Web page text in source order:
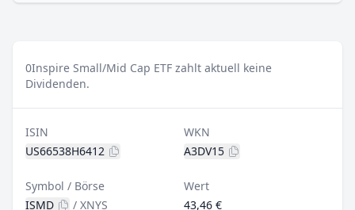
0Inspire Small/Mid Cap ETF zahlt aktuell keine
Dividenden.
ISIN
US66538H6412
WKN
A3DV15
Symbol / Börse
ISMD
/ XNYS
Wert
43,46 €